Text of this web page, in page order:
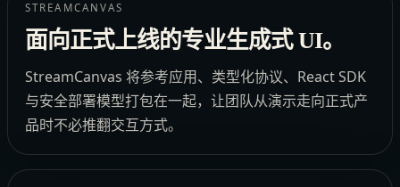
STREAMCANVAS
面向正式上线的专业生成式 UI。
StreamCanvas 将参考应用、类型化协议、React SDK
与安全部署模型打包在一起，让团队从演示走向正式产
品时不必推翻交互方式。